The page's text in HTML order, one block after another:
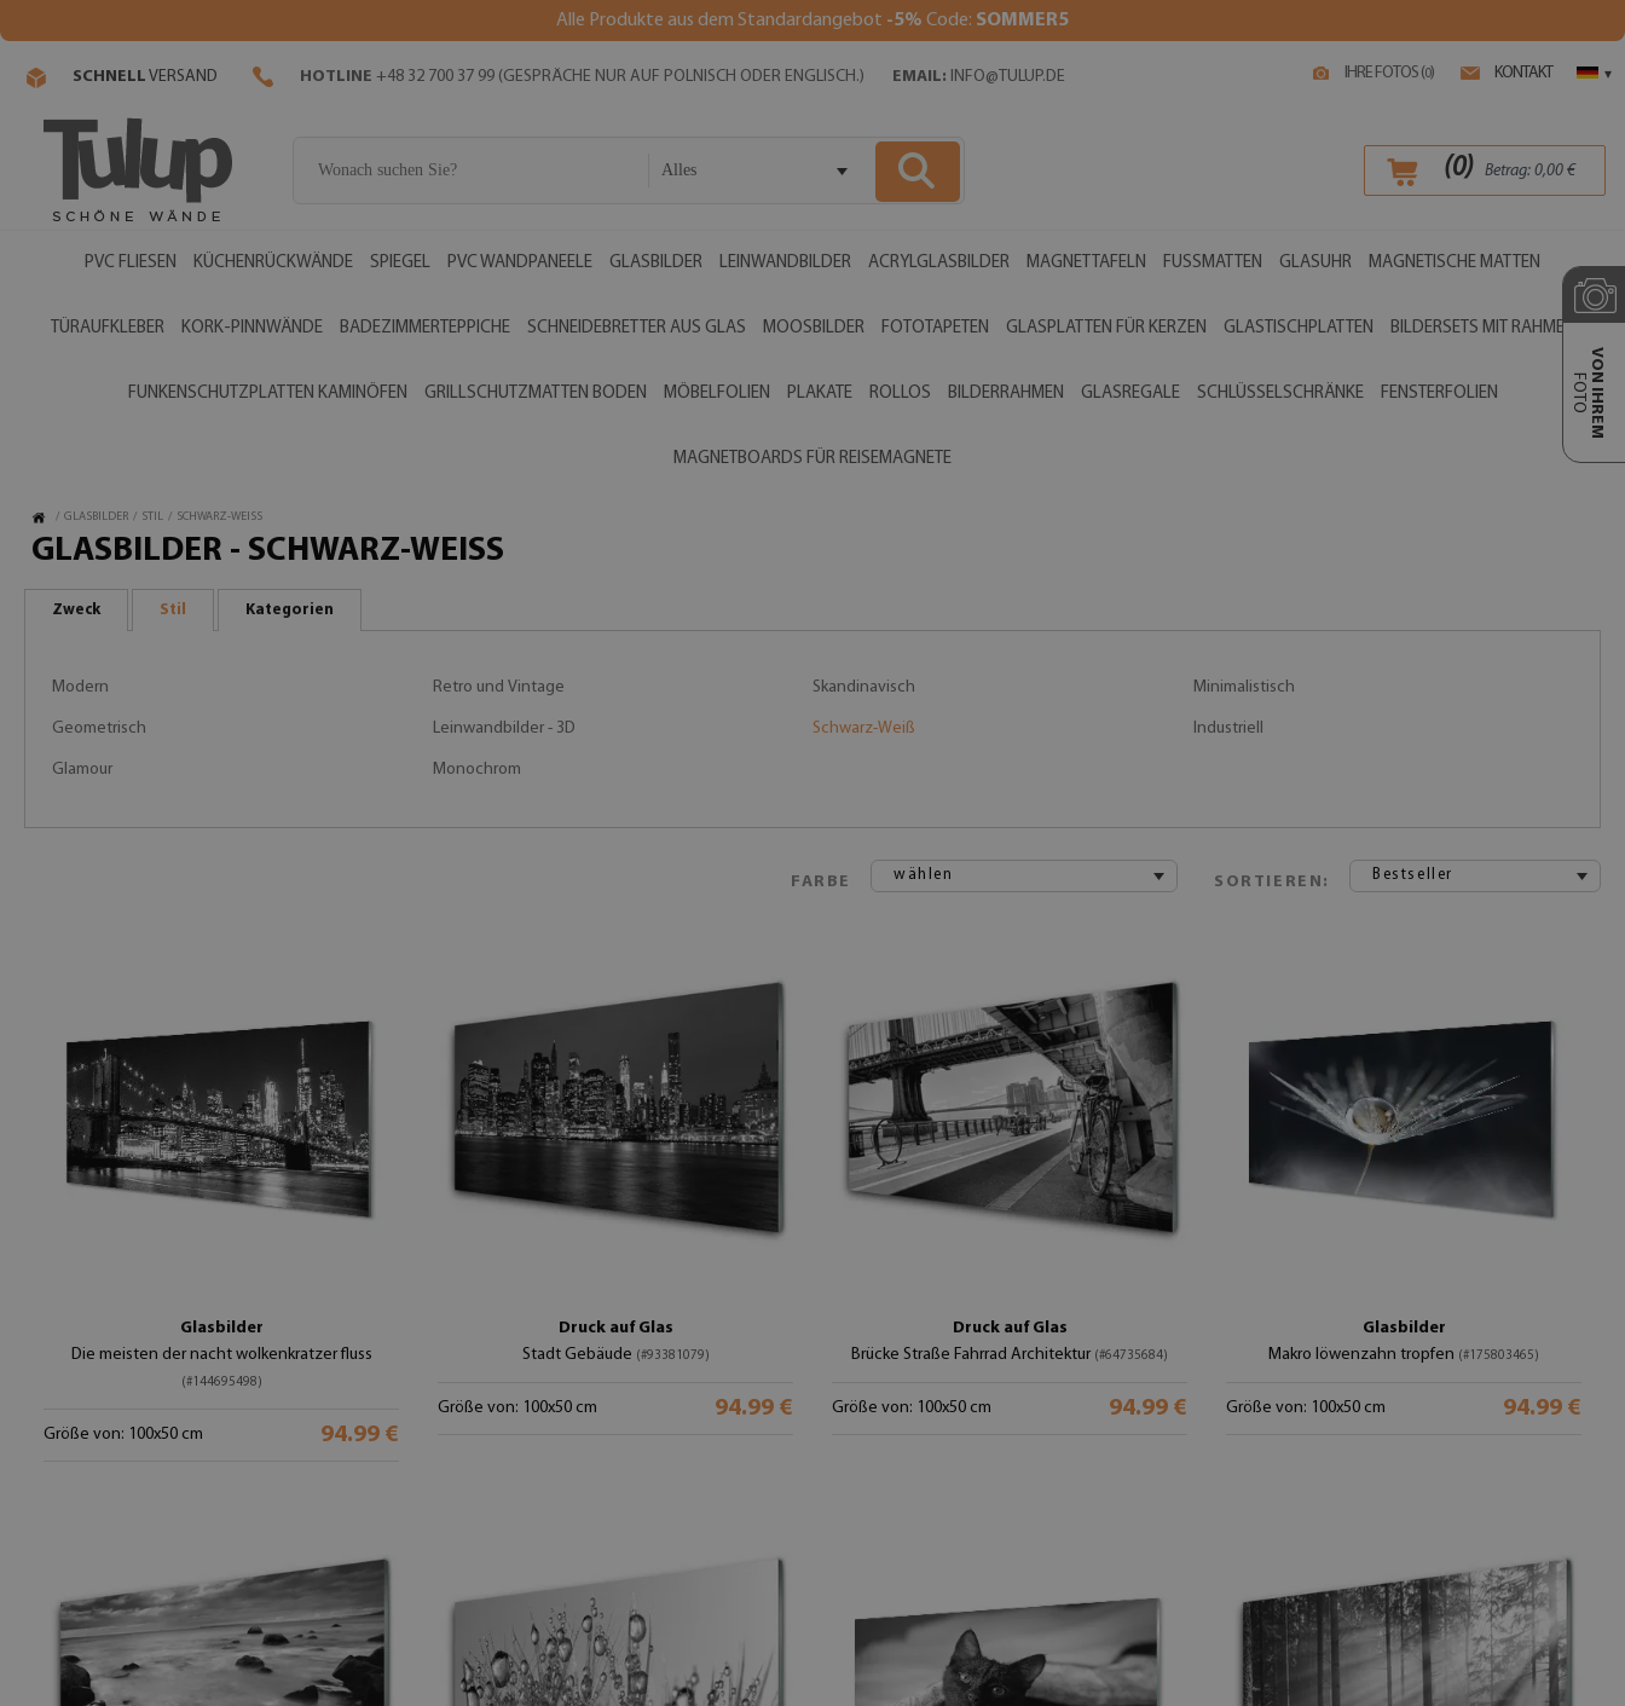
Alle Produkte aus dem Standardangebot -5% Code: SOMMER5
IHRE FOTOS (0) KONTAKT ▾
SCHNELL VERSAND HOTLINE +48 32 700 37 99 (GESPRÄCHE NUR AUF POLNISCH ODER ENGLISCH.) EMAIL: INFO@TULUP.DE
Alles (0) Betrag: 0,00€
PVC FLIESEN KÜCHENRÜCKWÄNDE SPIEGEL PVC WANDPANEELE GLASBILDER LEINWANDBILDER ACRYLGLASBILDER MAGNETTAFELN FUSSMATTEN GLASUHR MAGNETISCHE MATTEN
TÜRAUFKLEBER KORK-PINNWÄNDE BADEZIMMERTEPPICHE SCHNEIDEBRETTER AUS GLAS MOOSBILDER FOTOTAPETEN GLASPLATTEN FÜR KERZEN GLASTISCHPLATTEN BILDERSETS MIT RAHMEN
FUNKENSCHUTZPLATTEN KAMINÖFEN GRILLSCHUTZMATTEN BODEN MÖBELFOLIEN PLAKATE ROLLOS BILDERRAHMEN GLASREGALE SCHLÜSSELSCHRÄNKE FENSTERFOLIEN
MAGNETBOARDS FÜR REISEMAGNETE
VON IHREM
FOTO
/ GLASBILDER / STIL / SCHWARZ-WEISS
GLASBILDER - SCHWARZ-WEISS
Zweck Stil Kategorien
Modern Retro und Vintage Skandinavisch Minimalistisch
Geometrisch Leinwandbilder - 3D Schwarz-Weiß Industriell
Glamour Monochrom
FARBE wählen SORTIEREN: Bestseller
Glasbilder
Die meisten der nacht wolkenkratzer fluss
(#144695498)
Größe von: 100x50 cm 94.99 €
Druck auf Glas
Stadt Gebäude (#93381079)
Größe von: 100x50 cm 94.99 €
Druck auf Glas
Brücke Straße Fahrrad Architektur (#64735684)
Größe von: 100x50 cm 94.99 €
Glasbilder
Makro löwenzahn tropfen (#175803465)
Größe von: 100x50 cm 94.99 €